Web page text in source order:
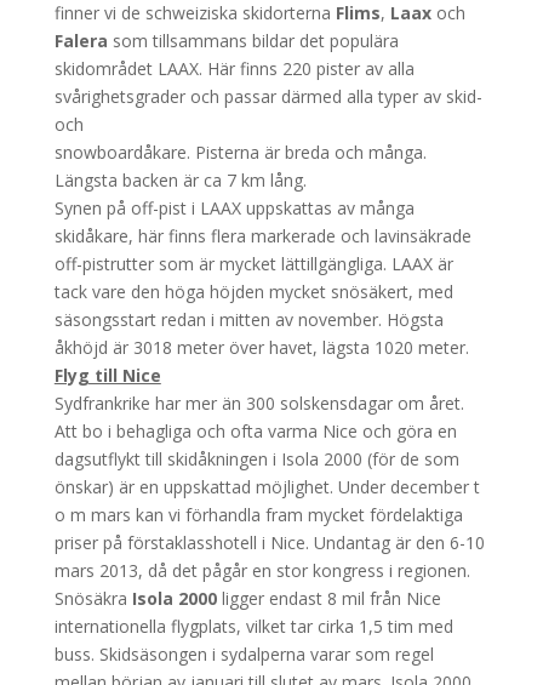
finner vi de schweiziska skidorterna Flims, Laaxoch
Falera som tillsammans bildar det populära
skidområdet LAAX. Här finns 220 pister av alla
svårighetsgrader och passar därmed alla typer av skid-
och
snowboardåkare. Pisterna är breda och många.
Längsta backen är ca 7 km lång.
Synen på off-pist i LAAX uppskattas av många
skidåkare, här finns flera markerade och lavinsäkrade
off-pistrutter som är mycket lättillgängliga. LAAX är
tack vare den höga höjden mycket snösäkert, med
säsongsstart redan i mitten av november. Högsta
åkhöjd är 3018 meter över havet, lägsta 1020 meter.
Flyg till Nice
Sydfrankrike har mer än 300 solskensdagar om året.
Att bo i behagliga och ofta varma Nice och göra en
dagsutflykt till skidåkningen i Isola 2000 (för de som
önskar) är en uppskattad möjlighet. Under december t
o m mars kan vi förhandla fram mycket fördelaktiga
priser på förstaklasshotell i Nice. Undantag är den 6-10
mars 2013, då det pågår en stor kongress i regionen.
Snösäkra Isola 2000ligger endast 8 mil från Nice
internationella flygplats, vilket tar cirka 1,5 tim med
buss. Skidsäsongen i sydalperna varar som regel